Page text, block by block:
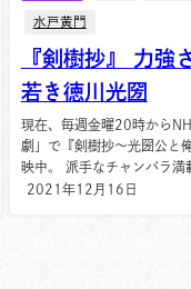
水戸黄門
『剣樹抄』 力強
若き徳川光圀
現在、毎週金曜20時から
劇」で『剣樹抄〜光圀公
映中。 派手なチャンバラ満
2021年12月16日